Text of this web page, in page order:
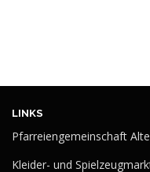
LINKS
Pfarreiengemeinschaft
Kleider- und